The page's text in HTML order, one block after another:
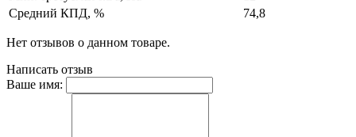
Средний КПД, %
74,8
Нет отзывов о данном товаре.
Написать отзыв
Ваше имя: